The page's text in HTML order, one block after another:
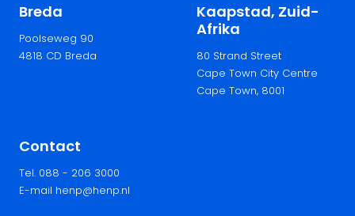
Breda
Poolseweg 90
4818 CD Breda
Kaapstad, Zuid-
Afrika
80 Strand Street
Cape Town City Centre
Cape Town, 8001
Contact
Tel. 088 - 206 3000
E-mail henp@henp.nl